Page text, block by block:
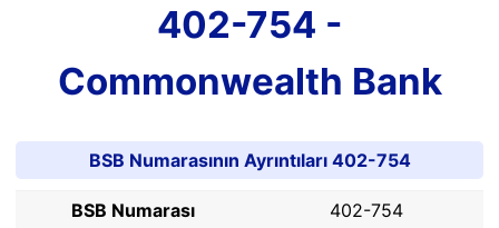
402-754 -
Commonwealth Bank
BSB Numarasının Ayrıntıları 402-754
BSB Numarası
402-754